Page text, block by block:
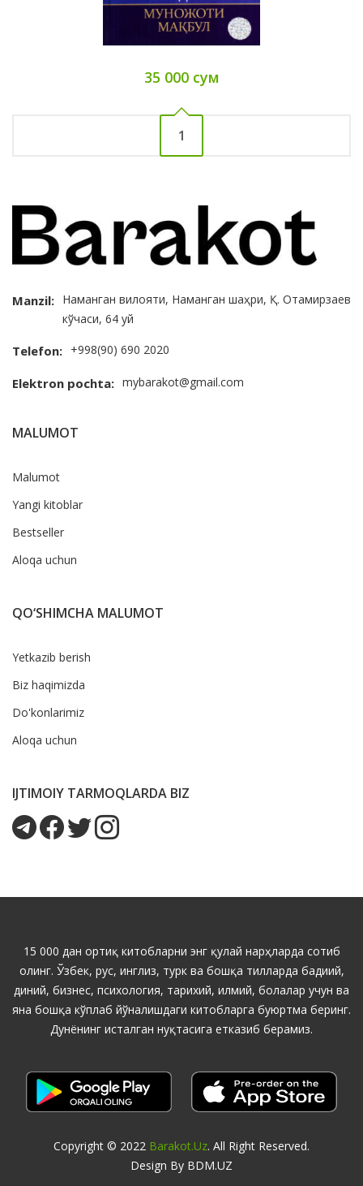
35 000 сум
1
Manzil: Наманган вилояти, Наманган шаҳри, Қ. Отамирзаев
кўчаси, 64 уй
Telefon: +998(90) 690 2020
Elektron pochta: mybarakot@gmail.com
MALUMOT
Malumot
Yangi kitoblar
Bestseller
Aloqa uchun
QO‘SHIMCHA MALUMOT
Yetkazib berish
Biz haqimizda
Do'konlarimiz
Aloqa uchun
IJTIMOIY TARMOQLARDA BIZ
15 000 дан ортиқ китобларни энг қулай нарҳларда сотиб
олинг. Ўзбек, рус, инглиз, турк ва бошқа тилларда бадиий,
диний, бизнес, психология, тарихий, илмий, болалар учун ва
яна бошқа кўплаб йўналишдаги китобларга буюртма беринг.
Дунёнинг исталган нуқтасига етказиб берамиз.
Copyright © 2022 Barakot.uz. All Right Reserved.
Design By BDM.UZ